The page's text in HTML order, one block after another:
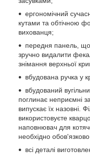
ергономічний
кутами та обтічною
вихованця;
передня панель, що
зручно видалити
знімання верхньої
вбудована ручка у
вбудований
поглинає неприємні
випускає їх
використовуєте
наповнювач для
необхідно
всі деталі